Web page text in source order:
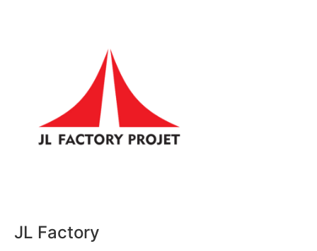
JL Factory